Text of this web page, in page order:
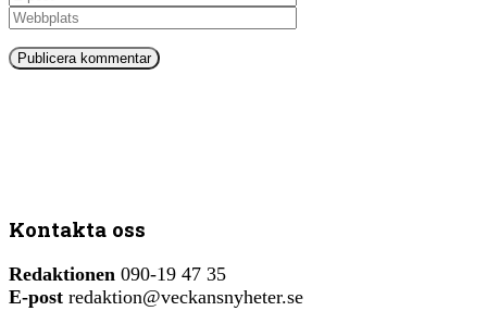
Kontakta oss
Redaktionen 090-19 47 35
E-post redaktion@veckansnyheter.se